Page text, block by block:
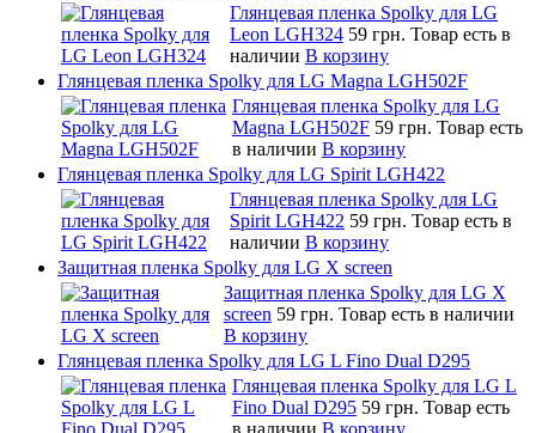
Глянцевая пленка Spolky для LG
Leon LGH324 59 грн. Товар есть в
наличии В корзину
Глянцевая пленка Spolky для LG Magna LGH502F
Глянцевая пленка Spolky для LG
Magna LGH502F 59 грн. Товар есть
в наличии В корзину
Глянцевая пленка Spolky для LG Spirit LGH422
Глянцевая пленка Spolky для LG
Spirit LGH422 59 грн. Товар есть в
наличии В корзину
Защитная пленка Spolky для LG X screen
Защитная пленка Spolky для LG X
screen 59 грн. Товар есть в наличии
В корзину
Глянцевая пленка Spolky для LG L Fino Dual D295
Глянцевая пленка Spolky для LG L
Fino Dual D295 59 грн. Товар есть
в наличии В корзину